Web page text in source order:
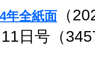
年全紙面
（
11日号（